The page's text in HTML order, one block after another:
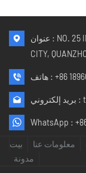
عنوان : NO. 25 INDUSTRIAL AVENUE, SHUITOU TOWN, NAN'AN
CITY,
هاتف : +86
بريد إلكتروني :
WhatsApp :
بيت معلومات عنا
مدونة